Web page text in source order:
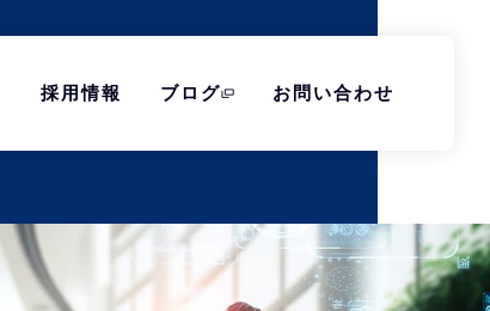
採用情報 ブログ お問い合わせ